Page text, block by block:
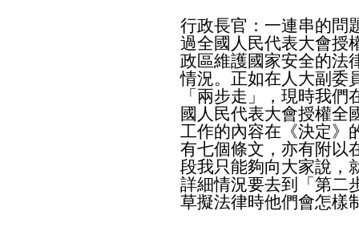
行政長官：一連串的問
過全國人民代表大會授
政區維護國家安全的法
情況。正如在人大副委
「兩步走」，現時我
國人民代表大會授權全
工作的內容在《決定》
有七個條文，亦有附以
段我只能夠向大家說，
詳細情況要去到「第二
草擬法律時他們會怎樣